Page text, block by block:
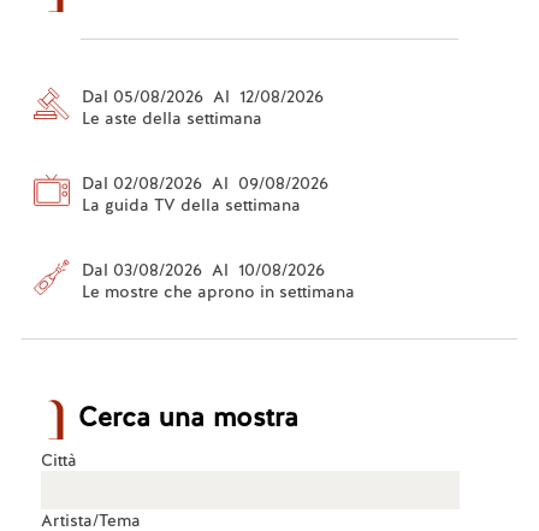
Dal 05/08/2026 Al 12/08/2026
Le aste della settimana
Dal 02/08/2026 Al 09/08/2026
La guida TV della settimana
Dal 03/08/2026 Al 10/08/2026
Le mostre che aprono in settimana
Cerca una mostra
Città
Artista/Tema